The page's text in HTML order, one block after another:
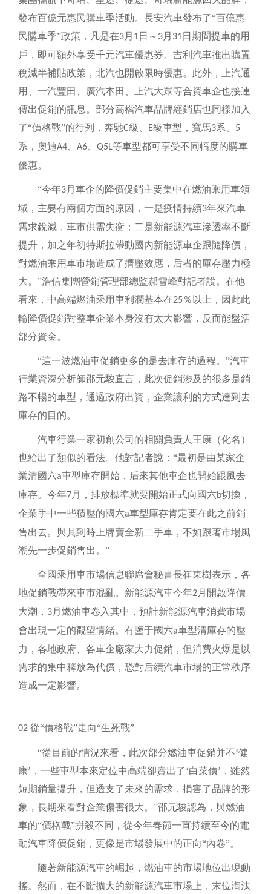
發布百億元惠民購車季活動。長安汽車發布了“百億惠
民購車季”政策，凡是在3月 1日～ 3月 31日期間提車的用
戶，即可額外享受千元汽車優惠券。吉利汽車推出購置
稅減半補貼政策，北汽也開啟限時優惠。此外，上汽通
用、一汽豐田、廣汽本田、上汽大眾等合資車企也接連
傳出促銷的訊息。部分高檔汽車品牌經銷店也同樣加入
了“價格戰”的行列，奔馳C級、 E級車型，寶馬3系、 5
系，奧迪A4 A6 Q5L等車型都可享受不同幅度的購車
優惠。
“今年3月車企的降價促銷主要集中在燃油乘用車領
域，主要有兩個方面的原因，一是疫情持續3年來汽車
需求銳減，車市供需失衡；二是新能源汽車滲透率不斷
提升，加之年初特斯拉帶動國內新能源車企跟隨降價，
對燃油乘用車市場造成了擠壓效應，后者的庫存壓力極
大。”浩信集團營銷管理部總監郝雪峰對記者說。在他
看來，中高端燃油乘用車利潤基本在25 ％以上，因此此
輪降價促銷對整車企業本身沒有太大影響，反而能盤活
部分資金。
“這一波燃油車促銷更多的是去庫存的過程。”汽車
行業資深分析師邵元駿直言，此次促銷涉及的很多是銷
路不暢的車型，通過政府出資，企業讓利的方式達到去
庫存的目的。
汽車行業一家初創公司的相關負責人王康（化名）
也給出了類似的看法。他對記者說： “最初是由某家企
業清國六a車型庫存開始，后來其他車企也開始跟風去
庫存。今年7月，排放標準就要開始正式向國六b切換，
企業手中一些積壓的國六a車型庫存肯定要在此之前銷
售出去。與其到時上牌賣全新二手車，不如跟著市場風
潮先一步促銷售出。”
全國乘用車市場信息聯席會秘書長崔東樹表示，各
地促銷戰帶來車市混亂。新能源汽車今年2月開啟降價
大潮， 3月燃油車卷入其中，預計新能源汽車消費市場
會出現一定的觀望情緒。有鑒于國六a車型清庫存的壓
力，各地政府、各車企廠家大力促銷，但消費火爆是以
需求的集中釋放為代價，恐對后續汽車市場的正常秩序
造成一定影響。
02 從“價格戰”走向“生死戰”
“從目前的情況來看，此次部分燃油車促銷并不‘健
康’，一些車型本來定位中高端卻賣出了‘白菜價’，雖然
短期銷量提升，但透支了未來的需求，損害了品牌的形
象，長期來看對企業傷害很大。”邵元駿認為，與燃油
車的“價格戰”拼殺不同，從今年春節一直持續至今的電
動汽車降價促銷，更像是市場發展中的正向“內卷”。
隨著新能源汽車的崛起，燃油車的市場地位出現動
搖。然而，在不斷擴大的新能源汽車市場上，末位淘汰